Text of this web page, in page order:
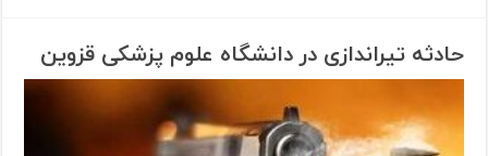
حادثه تیراندازی در دانشگاه علوم پزشکی قزوین